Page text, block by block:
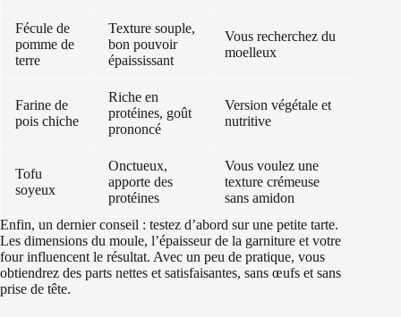
Fécule de
pomme de
terre
Texture souple,
bon pouvoir
épaississant
Vous recherchez du
moelleux
Farine de
pois chiche
Riche en
protéines, goût
prononcé
Version végétale et
nutritive
Tofu
soyeux
Onctueux,
apporte des
protéines
Vous voulez une
texture crémeuse
sans amidon
Enfin, un dernier conseil : testez d’abord sur une petite tarte.
Les dimensions du moule, l’épaisseur de la garniture et votre
four influencent le résultat. Avec un peu de pratique, vous
obtiendrez des parts nettes et satisfaisantes, sans œufs et sans
prise de tête.